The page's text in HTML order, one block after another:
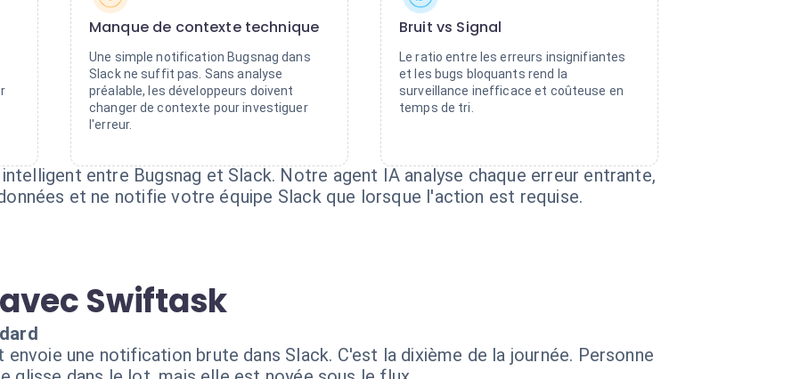
Manque de contexte technique
Une simple notification Bugsnag dans
Slack ne suffit pas. Sans analyse
préalable, les développeurs doivent
changer de contexte pour investiguer
l'erreur.
Bruit vs Signal
Le ratio entre les erreurs insignifiantes
et les bugs bloquants rend la
surveillance inefficace et coûteuse en
temps de tri.
entre Bugsnag et Slack. Notre agent IA analyse chaque erreur entrante,
et ne notifie votre équipe Slack que lorsque l'action est requise.
Swiftask
une notification brute dans Slack. C'est la dixième de la journée. Personne